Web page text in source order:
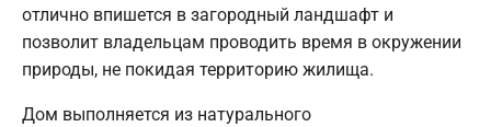
отлично впишется в загородный ландшафт и
позволит владельцам проводить время в окружении
природы, не покидая территорию жилища.
Дом выполняется из натурального